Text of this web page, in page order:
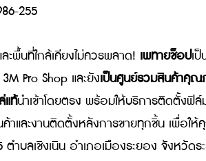
นนมหิดล ตำบลป่าแดด อำเภอเมืองเชี
673-9794
ประสบการณ์เหนือชั้นได้เลยที่เอชอาร์
ารติดฟิล์มกรองแสงรถยนต์ ฟิล์มใสกัน